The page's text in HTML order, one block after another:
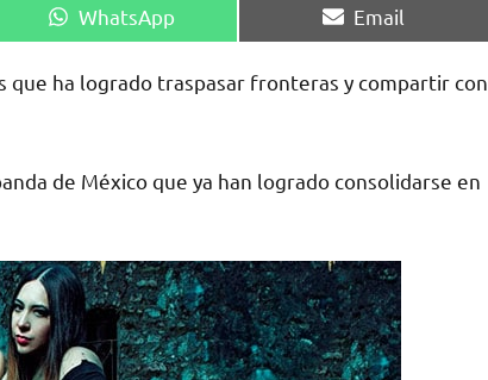
Compartir
en
WhatsApp
Compartir
en
Email
ha logrado traspasar fronteras y compartir con
de México que ya han logrado consolidarse en